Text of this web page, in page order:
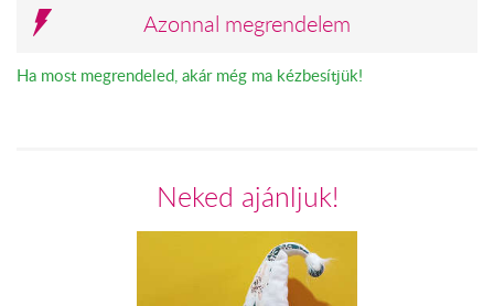
Azonnal megrendelem
Ha most megrendeled, akár még ma kézbesítjük!
Neked ajánljuk!